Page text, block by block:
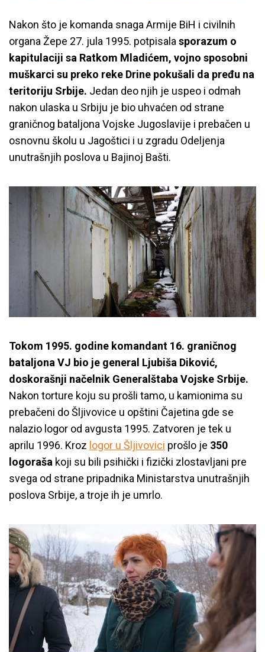
Grupa mladih iz Srbije posetila
Srebrenicu i logor u Šljivovici
28.02.2020 YIHR
Nakon što je komanda snaga Armije BiH i civilnih
organa Žepe 27. jula 1995. potpisala sporazum o
kapitulaciji sa Ratkom Mladićem, vojno sposobni
muškarci su preko reke Drine pokušali da pređu na
teritoriju Srbije. Jedan deo njih je uspeo i odmah
nakon ulaska u Srbiju je bio uhvaćen od strane
graničnog bataljona Vojske Jugoslavije i prebačen u
osnovnu školu u Jagoštici i u zgradu Odeljenja
unutrašnjih poslova u Bajinoj Bašti.
Tokom 1995. godine komandant 16. graničnog
bataljona VJ bio je general Ljubiša Diković,
doskorašnji načelnik Generalštaba Vojske Srbije.
Nakon torture koju su prošli tamo, u kamionima su
prebačeni do Šljivovice u opštini Čajetina gde se
nalazio logor od avgusta 1995. Zatvoren je tek u
aprilu 1996. Kroz logor u Šljivovici prošlo je 350
logoraša koji su bili psihički i fizički zlostavljani pre
svega od strane pripadnika Ministarstva unutrašnjih
poslova Srbije, a troje ih je umrlo.